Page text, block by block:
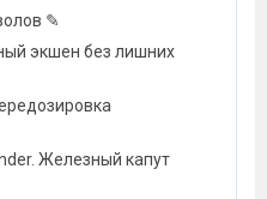
✎
экшен без лишних
Железный капут